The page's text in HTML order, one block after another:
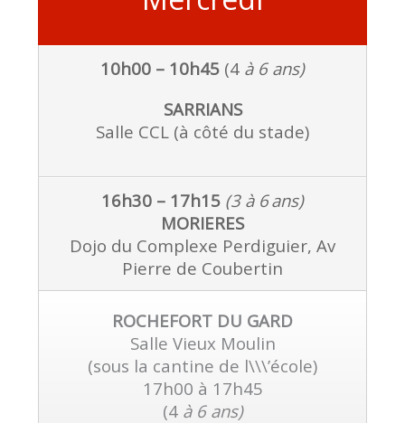
10h00 – 10h45 (4 à 6 ans)
SARRIANS
Salle CCL (à côté du stade)
16h30 – 17h15 (3 à 6ans)
MORIERES
Dojo du Complexe Perdiguier, Av
Pierre de Coubertin
ROCHEFORT DU GARD
Salle Vieux Moulin
(sous la cantine de l\\\’école)
17h00 à 17h45
(4à 6 ans)